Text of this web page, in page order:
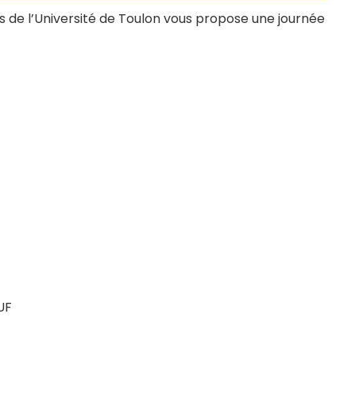
de l’Université de Toulon vous propose une journée